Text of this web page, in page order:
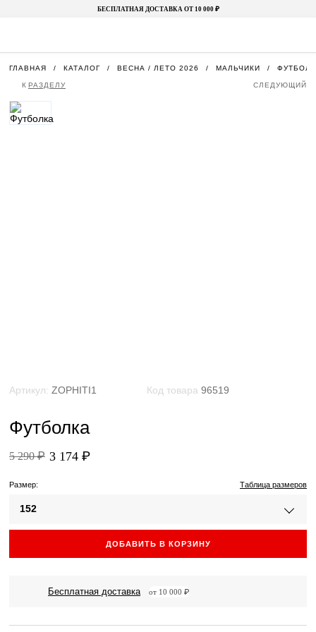
БЕСПЛАТНАЯ ДОСТАВКА ОТ 10 000 ₽
ГЛАВНАЯ КАТАЛОГ ВЕСНА / ЛЕТО 2026 МАЛЬЧИКИ
К РАЗДЕЛУ СЛЕДУЮЩИЙ
Артикул: ZOPHITI1 Код товара 96519
Футболка
5 290 ₽ 3 174 ₽
Размер: Таблица размеров
152
ДОБАВИТЬ В КОРЗИНУ
Бесплатная доставка от 10 000 ₽